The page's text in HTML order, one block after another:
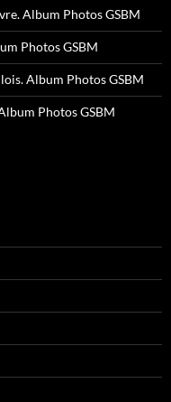
Album Photos GSBM
Photos GSBM
Album Photos GSBM
Photos GSBM